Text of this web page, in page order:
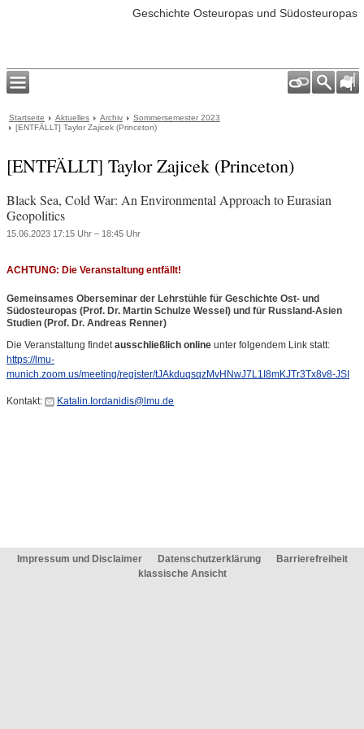
Geschichte Osteuropas und Südosteuropas
Startseite Aktuelles Archiv
Sommersemester 2023
[ENTFÄLLT] Taylor Zajicek (Princeton)
[ENTFÄLLT] Taylor Zajicek (Princeton)
Black Sea, Cold War: An Environmental Approach to Eurasian
Geopolitics
15.06.2023 17:15 Uhr – 18:45 Uhr
ACHTUNG: Die Veranstaltung entfällt!
Gemeinsames Oberseminar der Lehrstühle für Geschichte Ost- und
Südosteuropas (Prof. Dr. Martin Schulze Wessel) und für Russland-Asien
Studien (Prof. Dr. Andreas Renner)
Die Veranstaltung findetausschließlich online unter folgendem Link statt:
https://lmu-
munich.zoom.us/meeting/register/tJAkduqsqzMvHNwJ7L1I8mKJTr3Tx8v8-JSI
Kontakt: Katalin.Iordanidis@lmu.de
Impressum und Disclaimer Datenschutzerklärung
Barrierefreiheit
klassische Ansicht